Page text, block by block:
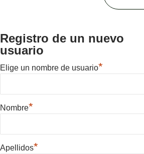
Registro de un nuevo
usuario
Elige un nombre de usuario*
Nombre*
Apellidos*